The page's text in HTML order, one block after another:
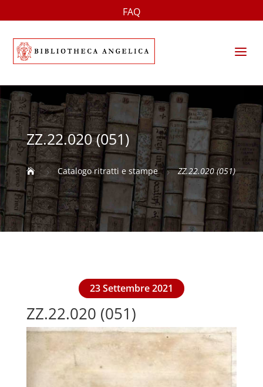
FAQ
a
ZZ.22.020 (051)
 5 Catalogo ritratti e stampe 5 ZZ.22.020 (051)
23 Settembre 2021
ZZ.22.020 (051)